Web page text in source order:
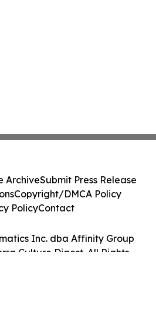
Inc. dba Affinity Group
Culture Digest. All Rights
ArchiveSubmit Press Release
Copyright/DMCA Policy
PolicyContact